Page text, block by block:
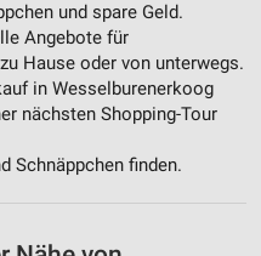
und spare Geld.
Angebote für
Hause oder von unterwegs.
in Wesselburenerkoog
nächsten Shopping-Tour
Schnäppchen finden.
oder